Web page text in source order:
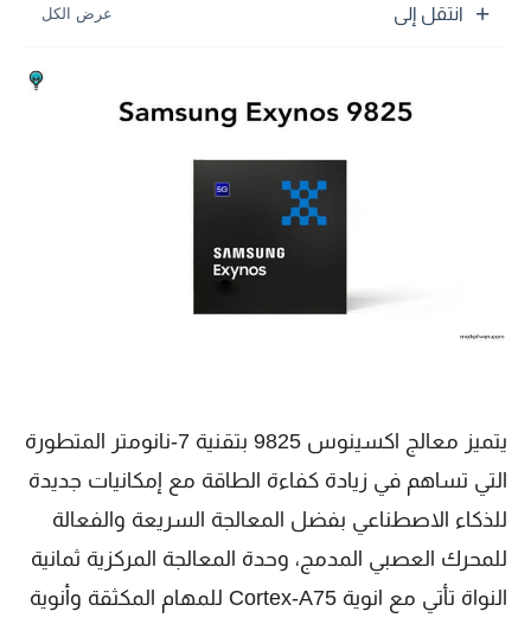
انتقل إلى
يتميز معالج اكسينوس 9825 بتقنية 7-نانومتر المتطورة
التي تساهم في زيادة كفاءة الطاقة مع إمكانيات جديدة
للذكاء الاصطناعي بفضل المعالجة السريعة والفعالة
للمحرك العصبي المدمج، وحدة المعالجة المركزية ثمانية
النواة تأتي مع انوية Cortex-A75 للمهام المكثقة وأنوية